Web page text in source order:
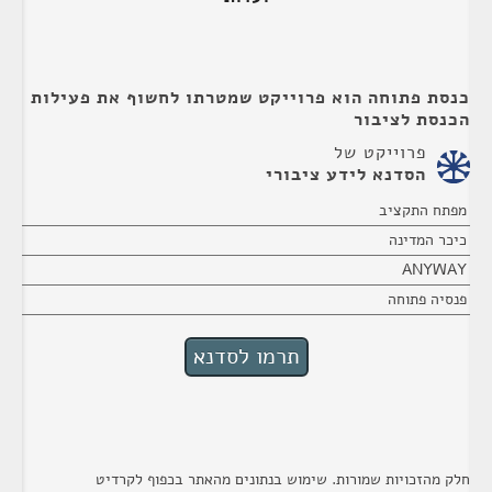
כנסת פתוחה הוא פרוייקט שמטרתו לחשוף את פעילות
הכנסת לציבור
פרוייקט של
הסדנא לידע ציבורי
מפתח התקציב
כיכר המדינה
ANYWAY
פנסיה פתוחה
חלק מהזכויות שמורות. שימוש בנתונים מהאתר בכפוף לקרדיט